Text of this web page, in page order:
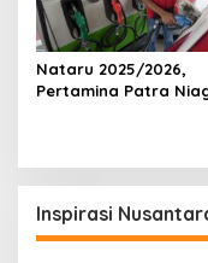
Nataru 2025/2026,
Pertamina Patra
Inspirasi